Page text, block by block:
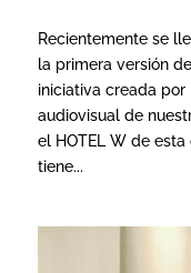
Recientemente se
la primera versión
iniciativa creada por
audiovisual de
el HOTEL W de esta
tiene...